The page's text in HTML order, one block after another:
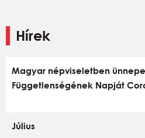
Hírek
Magyar népviseletben
Függetlenségének Napját
Július